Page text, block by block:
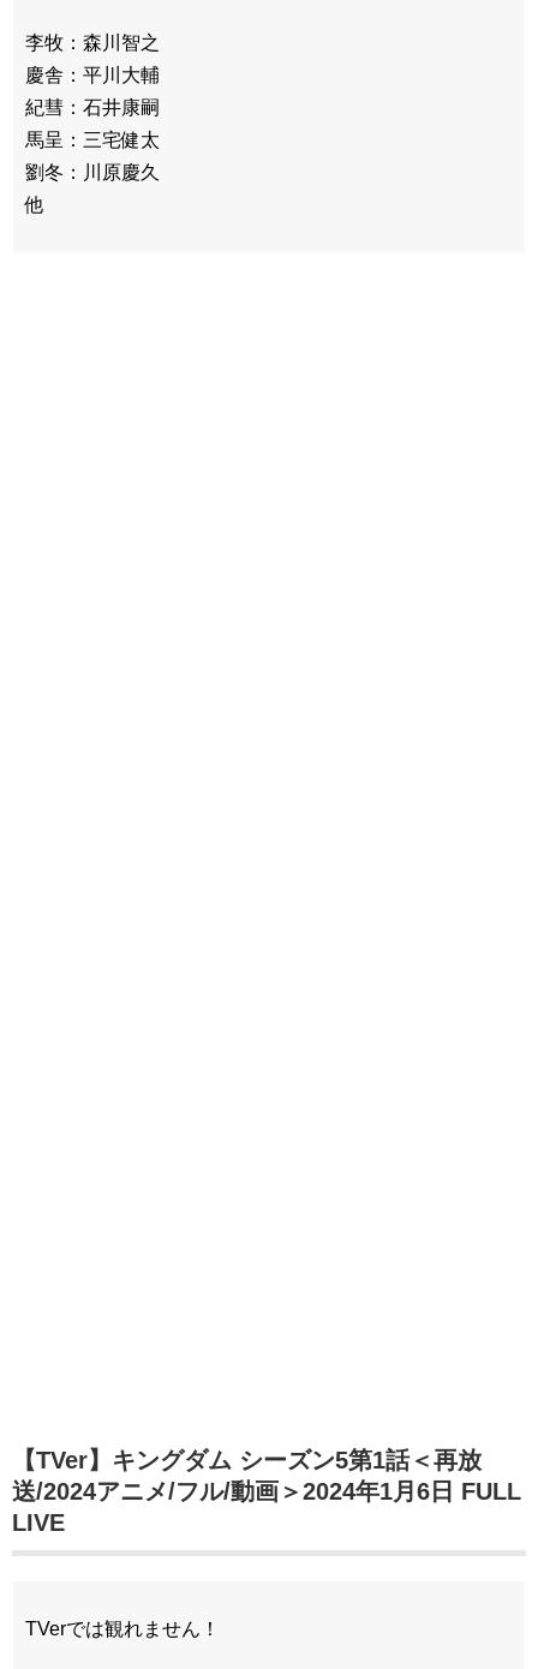
李牧：森川智之
慶舎：平川大輔
紀彗：石井康嗣
馬呈：三宅健太
劉冬：川原慶久
他
【TVer】キングダム シーズン5第1話＜再放
送/2024アニメ/フル/動画＞2024年1月6日 FULL
LIVE
TVerでは観れません！